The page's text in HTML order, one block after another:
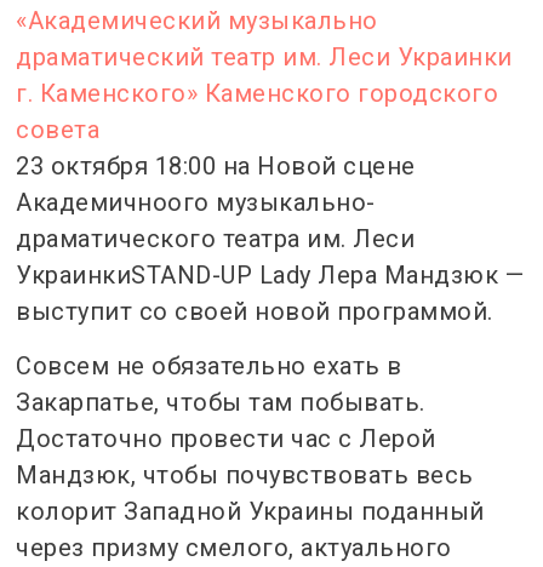
«Академический музыкально
драматический театр им. Леси Украинки
г. Каменского» Каменского городского
совета
23 октября 18:00 на Новой сцене
Академичноого музыкально-
драматического театра им. Леси
УкраинкиSTAND-UP Lady Лера Мандзюк —
выступит со своей новой программой.
Совсем не обязательно ехать в
Закарпатье, чтобы там побывать.
Достаточно провести час с Лерой
Мандзюк, чтобы почувствовать весь
колорит Западной Украины поданный
через призму смелого, актуального